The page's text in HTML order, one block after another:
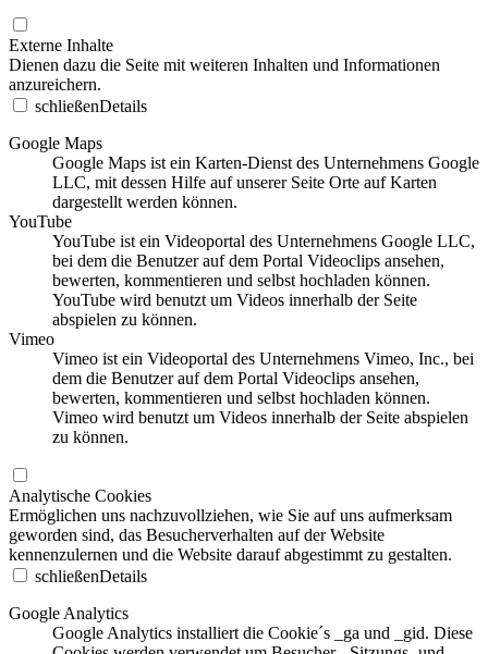
Externe Inhalte
Dienen dazu die Seite mit weiteren Inhalten und Informationen
anzureichern.
schließenDetails
Google Maps
Google Maps ist ein Karten-Dienst des Unternehmens Google
LLC, mit dessen Hilfe auf unserer Seite Orte auf Karten
dargestellt werden können.
YouTube
YouTube ist ein Videoportal des Unternehmens Google LLC,
bei dem die Benutzer auf dem Portal Videoclips ansehen,
bewerten, kommentieren und selbst hochladen können.
YouTube wird benutzt um Videos innerhalb der Seite
abspielen zu können.
Vimeo
Vimeo ist ein Videoportal des Unternehmens Vimeo, Inc., bei
dem die Benutzer auf dem Portal Videoclips ansehen,
bewerten, kommentieren und selbst hochladen können.
Vimeo wird benutzt um Videos innerhalb der Seite abspielen
zu können.
Analytische Cookies
Ermöglichen uns nachzuvollziehen, wie Sie auf uns aufmerksam
geworden sind, das Besucherverhalten auf der Website
kennenzulernen und die Website darauf abgestimmt zu gestalten.
schließenDetails
Google Analytics
Google Analytics installiert die Cookie´s _ga und _gid. Diese